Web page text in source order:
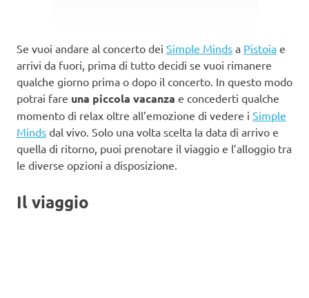
Se vuoi andare al concerto dei Simple Minds a Pistoia e
arrivi da fuori, prima di tutto decidi se vuoi rimanere
qualche giorno prima o dopo il concerto. In questo modo
potrai fare una piccola vacanza e concederti qualche
momento di relax oltre all’emozione di vedere i Simple
Minds dal vivo. Solo una volta scelta la data di arrivo e
quella di ritorno, puoi prenotare il viaggio e l’alloggio tra
le diverse opzioni a disposizione.
Il viaggio